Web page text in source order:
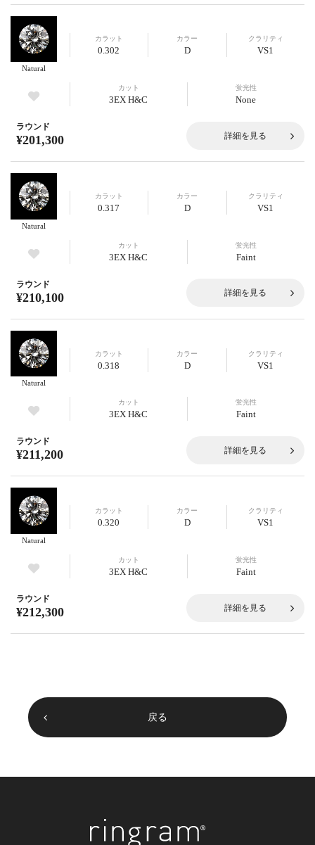
Natural
カラット
0.302
カラー
D
クラリティ
VS1
カット
3EX H&C
蛍光性
None
ラウンド
¥201,300 詳細を見る
Natural
カラット
0.317
カラー
D
クラリティ
VS1
カット
3EX H&C
蛍光性
Faint
ラウンド
¥210,100 詳細を見る
Natural
カラット
0.318
カラー
D
クラリティ
VS1
カット
3EX H&C
蛍光性
Faint
ラウンド
¥211,200 詳細を見る
Natural
カラット
0.320
カラー
D
クラリティ
VS1
カット
3EX H&C
蛍光性
Faint
ラウンド
¥212,300 詳細を見る
戻る